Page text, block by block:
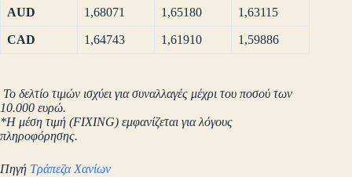
AUD 1,68071 1,65180 1,63115
CAD 1,64743 1,61910 1,59886
Το δελτίο τιμών ισχύει για συναλλαγές μέχρι του ποσού των
10.000 ευρώ.
*Η μέση τιμή (FIXING) εμφανίζεται για λόγους
πληροφόρησης.
Πηγή Τράπεζα Χανίων